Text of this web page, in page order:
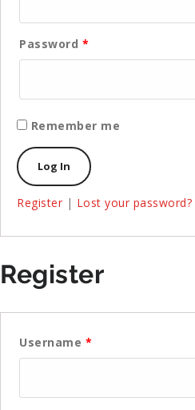
Password *
Remember me
Register | Lost your password?
Register
Username *